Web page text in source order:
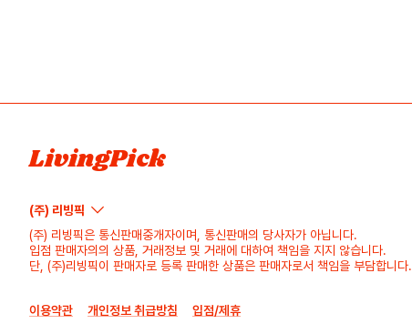
LivingPick
(주) 리빙픽
(주) 리빙픽은 통신판매중개자이며, 통신판매의 당사자가 아닙니다.
입점 판매자의의 상품, 거래정보 및 거래에 대하여 책임을 지지 않습니다.
단, (주)리빙픽이 판매자로 등록 판매한 상품은 판매자로서 책임을 부담합니다.
이용약관 개인정보 취급방침 입점/제휴